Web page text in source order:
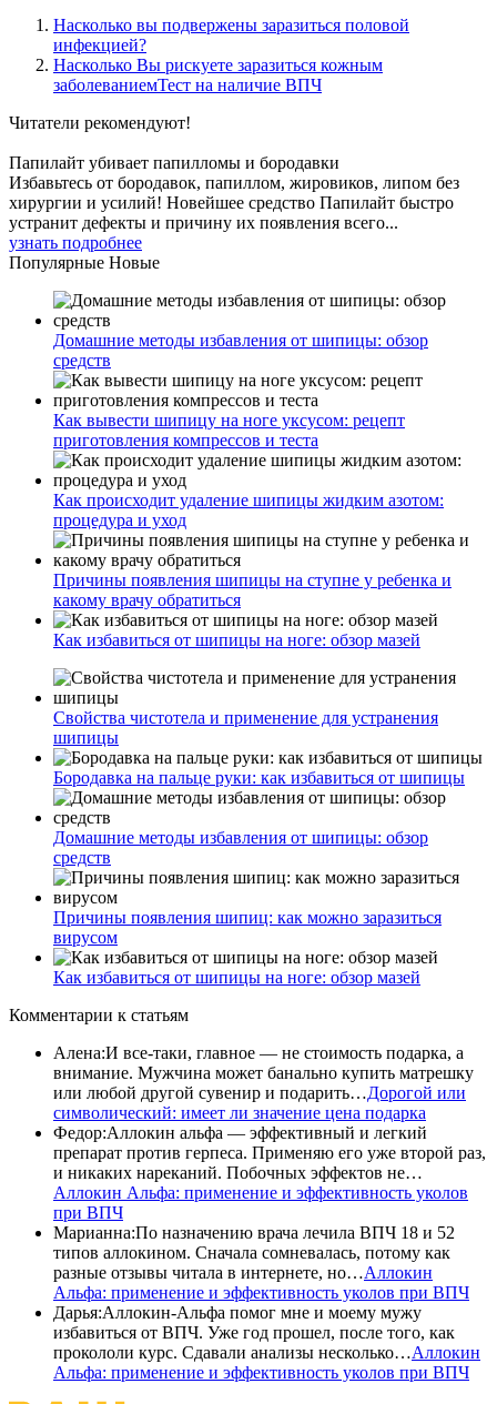
Насколько вы подвержены заразиться половой
инфекцией?
Насколько Вы рискуете заразиться кожным
заболеваниемТест на наличие ВПЧ
Читатели рекомендуют!
Папилайт убивает папилломы и бородавки
Избавьтесь от бородавок, папиллом, жировиков, липом без
хирургии и усилий! Новейшее средство Папилайт быстро
устранит дефекты и причину их появления всего...
узнать подробнее
Популярные Новые
Домашние методы избавления от шипицы: обзор
средств
Как вывести шипицу на ноге уксусом: рецепт
приготовления компрессов и теста
Как происходит удаление шипицы жидким азотом:
процедура и уход
Причины появления шипицы на ступне у ребенка и
какому врачу обратиться
Как избавиться от шипицы на ноге: обзор мазей
Свойства чистотела и применение для устранения
шипицы
Бородавка на пальце руки: как избавиться от шипицы
Домашние методы избавления от шипицы: обзор
средств
Причины появления шипиц: как можно заразиться
вирусом
Как избавиться от шипицы на ноге: обзор мазей
Комментарии к статьям
Алена:И все-таки, главное — не стоимость подарка, а
внимание. Мужчина может банально купить матрешку
или любой другой сувенир и подарить…Дорогой или
символический: имеет ли значение цена подарка
Федор:Аллокин альфа — эффективный и легкий
препарат против герпеса. Применяю его уже второй раз,
и никаких нареканий. Побочных эффектов не…
Аллокин Альфа: применение и эффективность уколов
при ВПЧ
Марианна:По назначению врача лечила ВПЧ 18 и 52
типов аллокином. Сначала сомневалась, потому как
разные отзывы читала в интернете, но…Аллокин
Альфа: применение и эффективность уколов при ВПЧ
Дарья:Аллокин-Альфа помог мне и моему мужу
избавиться от ВПЧ. Уже год прошел, после того, как
прокололи курс. Сдавали анализы несколько…Аллокин
Альфа: применение и эффективность уколов при ВПЧ